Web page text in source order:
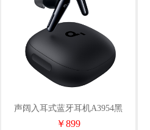
声阔入耳式蓝牙耳机A3954黑
￥899